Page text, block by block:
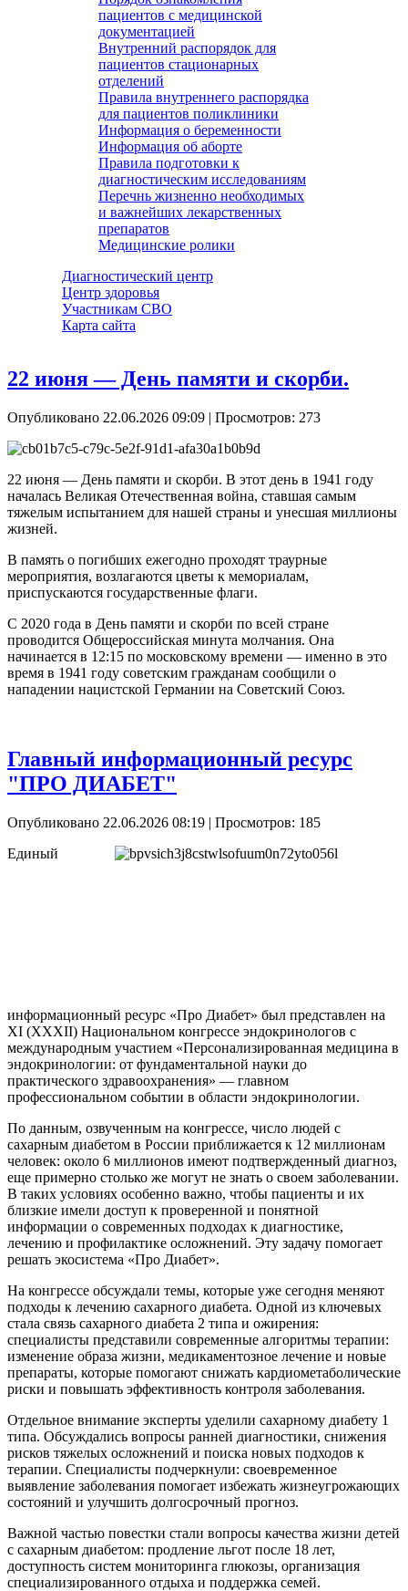
пациентов с медицинской
документацией
Внутренний распорядок для
пациентов стационарных
отделений
Правила внутреннего распорядка
для пациентов поликлиники
Информация о беременности
Информация об аборте
Правила подготовки к
диагностическим исследованиям
Перечнь жизненно необходимых
и важнейших лекарственных
препаратов
Медицинские ролики
Диагностический центр
Центр здоровья
Участникам СВО
Карта сайта
22 июня — День памяти и скорби.
Опубликовано 22.06.2026 09:09 | Просмотров: 273
22 июня — День памяти и скорби. В этот день в 1941 году
началась Великая Отечественная война, ставшая самым
тяжелым испытанием для нашей страны и унесшая миллионы
жизней. ⁣
В память о погибших ежегодно проходят траурные
мероприятия, возлагаются цветы к мемориалам,
приспускаются государственные флаги. ⁣
С 2020 года в День памяти и скорби по всей стране
проводится Общероссийская минута молчания. Она
начинается в 12:15 по московскому времени — именно в это
время в 1941 году советским гражданам сообщили о
нападении нацистской Германии на Советский Союз.
Главный информационный ресурс
"ПРО ДИАБЕТ"
Опубликовано 22.06.2026 08:19 | Просмотров: 185
Единый
информационный ресурс «Про Диабет» был представлен на
XI (XXXII) Национальном конгрессе эндокринологов с
международным участием «Персонализированная медицина в
эндокринологии: от фундаментальной науки до
практического здравоохранения» — главном
профессиональном событии в области эндокринологии.
По данным, озвученным на конгрессе, число людей с
сахарным диабетом в России приближается к 12 миллионам
человек: около 6 миллионов имеют подтвержденный диагноз,
еще примерно столько же могут не знать о своем заболевании.
В таких условиях особенно важно, чтобы пациенты и их
близкие имели доступ к проверенной и понятной
информации о современных подходах к диагностике,
лечению и профилактике осложнений. Эту задачу помогает
решать экосистема «Про Диабет».
На конгрессе обсуждали темы, которые уже сегодня меняют
подходы к лечению сахарного диабета. Одной из ключевых
стала связь сахарного диабета 2 типа и ожирения:
специалисты представили современные алгоритмы терапии:
изменение образа жизни, медикаментозное лечение и новые
препараты, которые помогают снижать кардиометаболические
риски и повышать эффективность контроля заболевания.
Отдельное внимание эксперты уделили сахарному диабету 1
типа. Обсуждались вопросы ранней диагностики, снижения
рисков тяжелых осложнений и поиска новых подходов к
терапии. Специалисты подчеркнули: своевременное
выявление заболевания помогает избежать жизнеугрожающих
состояний и улучшить долгосрочный прогноз.
Важной частью повестки стали вопросы качества жизни детей
с сахарным диабетом: продление льгот после 18 лет,
доступность систем мониторинга глюкозы, организация
специализированного отдыха и поддержка семей.